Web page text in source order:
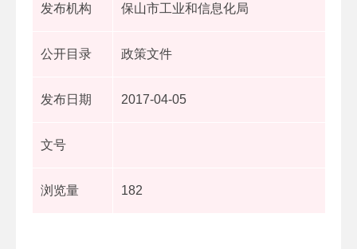
发布机构 保山市工业和信息化局
公开目录 政策文件
发布日期 2017-04-05
文号
浏览量 182